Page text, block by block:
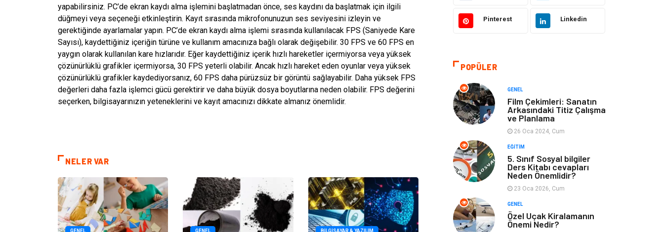
yapabilirsiniz. PC’de ekran kaydı alma işlemini başlatmadan önce, ses kaydını da başlatmak için ilgili
düğmeyi veya seçeneği etkinleştirin. Kayıt sırasında mikrofonunuzun ses seviyesini izleyin ve
gerektiğinde ayarlamalar yapın. PC’de ekran kaydı alma işlemi sırasında kullanılacak FPS (Saniyede Kare
Sayısı), kaydettiğiniz içeriğin türüne ve kullanım amacınıza bağlı olarak değişebilir. 30 FPS ve 60 FPS en
yaygın olarak kullanılan kare hızlarıdır. Eğer kaydettiğiniz içerik hızlı hareketler içermiyorsa veya yüksek
çözünürlüklü grafikler içermiyorsa, 30 FPS yeterli olabilir. Ancak hızlı hareket eden oyunlar veya yüksek
çözünürlüklü grafikler kaydediyorsanız, 60 FPS daha pürüzsüz bir görüntü sağlayabilir. Daha yüksek FPS
değerleri daha fazla işlemci gücü gerektirir ve daha büyük dosya boyutlarına neden olabilir. FPS değerini
seçerken, bilgisayarınızın yeteneklerini ve kayıt amacınızı dikkate almanız önemlidir.
NELER VAR
GENEL GENEL BILGISAYAR & YAZILIM
Eğitim ve Kariyer Gıda
Makine
Keyif ve Hobi
Tatil Yeme İçme
Emlak
Bilgisayar &
Yazılım
Spor
İnternet
Eğlence
Pinterest Linkedin
POPÜLER
GENEL
Film Çekimleri: Sanatın
Arkasındaki Titiz Çalışma
ve Planlama
26 Oca 2024, Cum
EĞITIM
5. Sınıf Sosyal bilgiler
Ders Kitabı cevapları
Neden Önemlidir?
23 Oca 2026, Cum
GENEL
Özel Uçak Kiralamanın
Önemi Nedir?